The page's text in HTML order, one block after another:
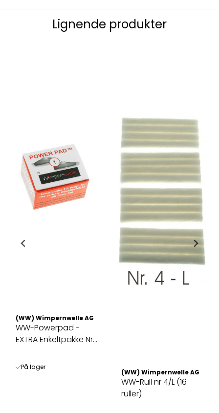
Lignende produkter
(WW) Wimpernwelle AG
WW-Powerpad -
EXTRA Enkeltpakke Nr 1
På lager
(WW) Wimpernwelle AG
WW-Rull nr 4/L (16
ruller)